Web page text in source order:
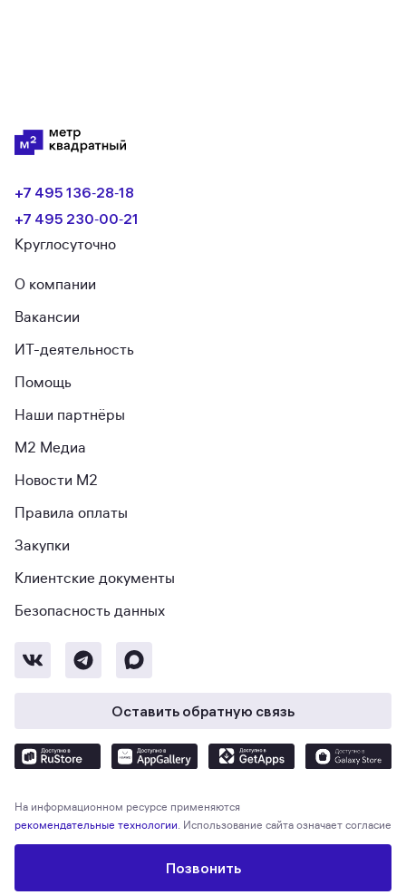
Позвонить
+7 495 136‑28‑18
+7 495 230‑00‑21
Круглосуточно
О компании
Вакансии
ИТ-деятельность
Помощь
Наши партнёры
М2 Медиа
Новости М2
Правила оплаты
Закупки
Клиентские документы
Безопасность данных
Оставить обратную связь
На информационном ресурсе применяются
рекомендательные технологии . Использование сайта означает согласие
сПользовательским соглашениемиПолитикой конфиденциальности.
© Метр квадратный, 2026. М2 — экосистема для поиска и покупки